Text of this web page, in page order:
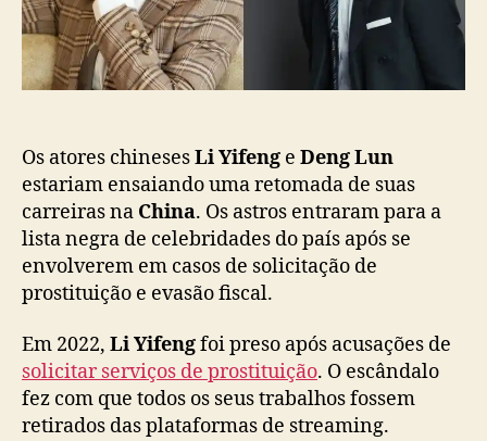
e
D
e
n
u
n
e
t
a
a
m
r
e
Os atores chinesesLi Yifeng e Deng Lun
estariam ensaiando uma retomada de suas
carreiras na China. Os astros entraram para a
lista negra de celebridades do país após se
envolverem em casos de solicitação de
prostituição e evasão fiscal.
Em 2022, Li Yifengfoi preso após acusações de
solicitar serviços de prostituição. O escândalo
fez com que todos os seus trabalhos fossem
retirados das plataformas de streaming.